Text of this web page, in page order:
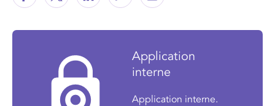
Application
interne
Application interne.